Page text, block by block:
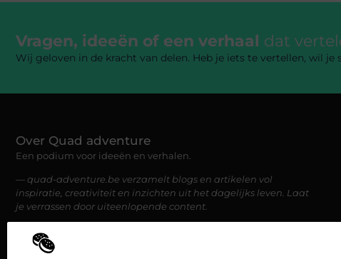
Vragen, ideeën of een verhaal dat
Wij geloven in de kracht van delen. Heb je iets te vertellen, wil
Over Quad adventure
Een podium voor ideeën en verhalen.
— quad-adventure.be verzamelt blogs en artikelen vol
inspiratie, creativiteit en inzichten uit het dagelijks leven. Laat
je verrassen door uiteenlopende content.